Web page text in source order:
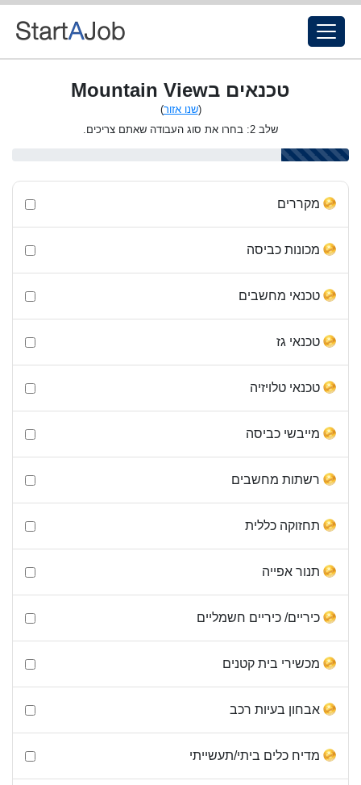
טכנאים בMountain View
(שנו אזור)
שלב 2: בחרו את סוג העבודה שאתם צריכים.
מקררים
מכונות כביסה
טכנאי מחשבים
טכנאי גז
טכנאי טלויזיה
מייבשי כביסה
רשתות מחשבים
תחזוקה כללית
תנור אפייה
כיריים/ כיריים חשמליים
מכשירי בית קטנים
אבחון בעיות רכב
מדיח כלים ביתי/תעשייתי